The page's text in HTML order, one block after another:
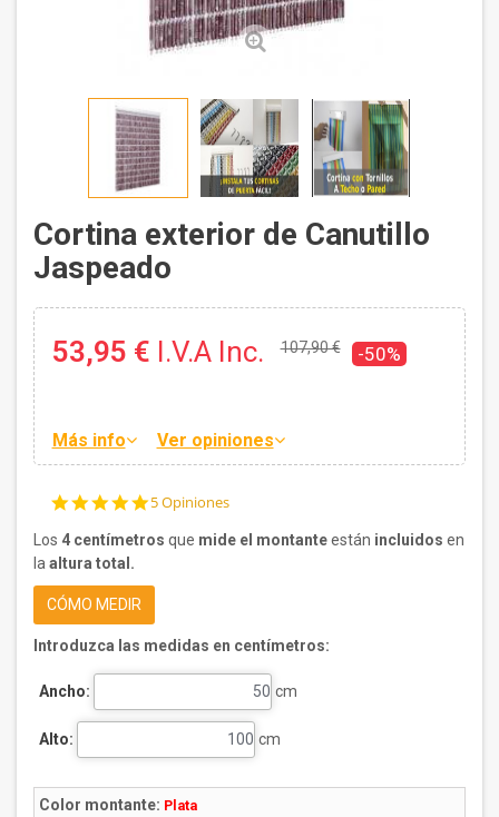
Cortina exterior de Canutillo
Jaspeado
53,95 € I.V.A Inc. 107,90 € -50%
Más info Ver opiniones
4.8
rating
5 Opiniones
Los 4 centímetros que mide el montanteestán incluidos en
la altura total.
CÓMO MEDIR
Introduzca las medidas en centímetros:
Ancho: cm
Alto: cm
Color montante: Plata